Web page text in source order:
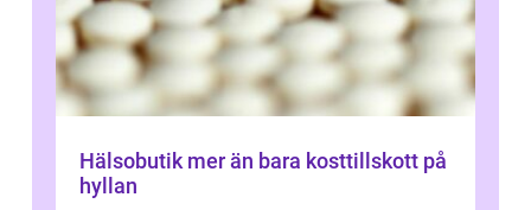
Hälsobutik mer än bara kosttillskott på
hyllan